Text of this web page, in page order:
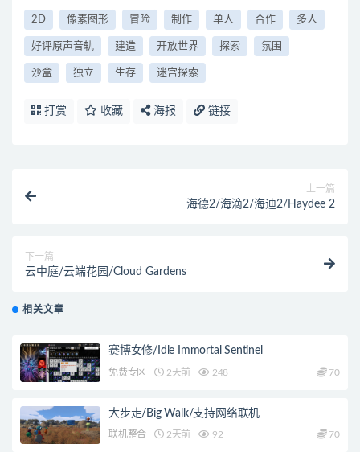
2D 像素图形 冒险 制作 单人 合作 多人
好评原声音轨 建造 开放世界 探索 氛围
沙盒 独立 生存 迷宫探索
打赏 收藏 海报 链接
上一篇
海德2/海滴2/海迪2/Haydee 2
下一篇
云中庭/云端花园/Cloud Gardens
相关文章
赛博女修/Idle Immortal Sentinel
免费专区 2天前 248 70
大步走/Big Walk/支持网络联机
联机整合 2天前 92 70